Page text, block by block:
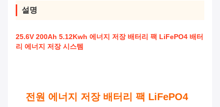
설명
25.6V 200Ah 5.12Kwh 에너지 저장 배터리 팩 LiFePO4 배터
리 에너지 저장 시스템
전원 에너지 저장 배터리 팩 LiFePO4